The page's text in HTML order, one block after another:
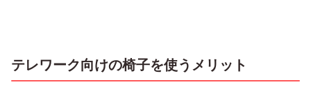
テレワーク向けの椅子を使うメリット